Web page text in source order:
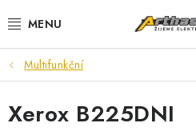
na
TELEFONY, TABLETY
POČÍTAČE, NOTEBOOKY
Multifunkční
Xerox B225DNI